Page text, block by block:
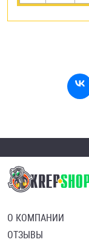
О КОМПАНИИ
ОТЗЫВЫ